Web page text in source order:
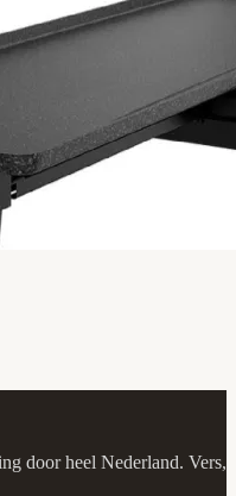
door heel Nederland. Vers,